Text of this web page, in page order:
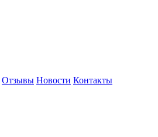
Отзывы Новости Контакты